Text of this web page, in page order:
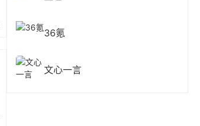
36氪
文心一言